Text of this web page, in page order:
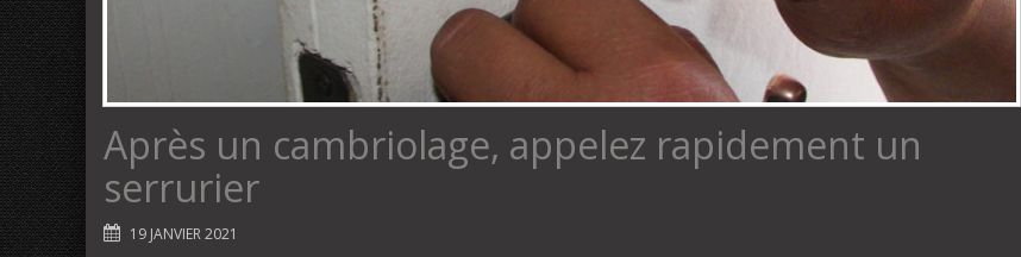
Après un cambriolage, appelez rapidement un
serrurier
19 JANVIER 2021